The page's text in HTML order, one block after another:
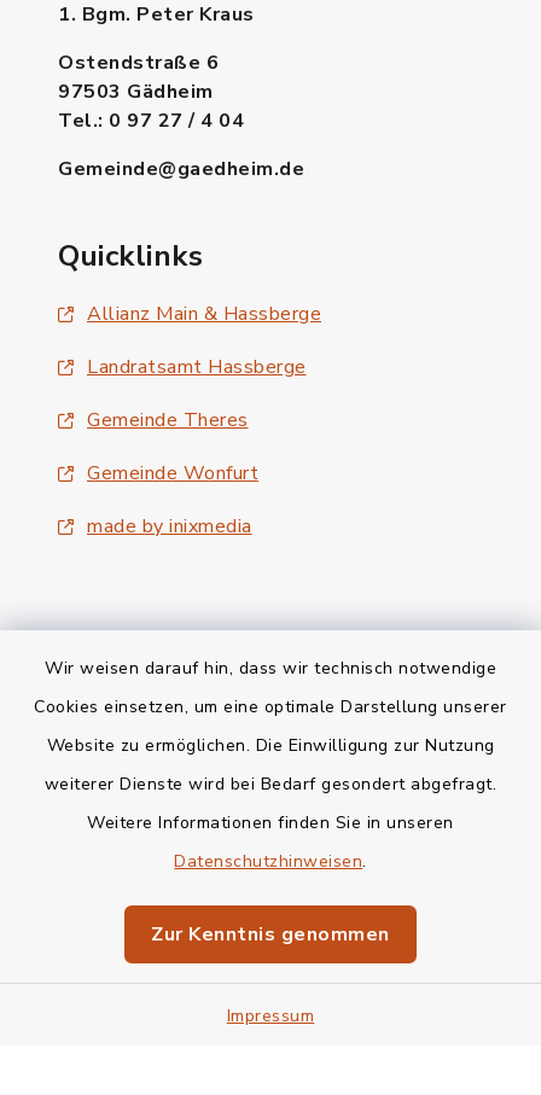
Wir weisen darauf hin, dass wir technisch notwendige
Cookies einsetzen, um eine optimale Darstellung unserer
Website zu ermöglichen. Die Einwilligung zur Nutzung
weiterer Dienste wird bei Bedarf gesondert abgefragt.
Weitere Informationen finden Sie in unseren
Datenschutzhinweisen.
Zur Kenntnis genommen
Impressum
1. Bgm. Peter Kraus
Ostendstraße 6
97503 Gädheim
Tel.: 0 97 27 / 4 04
Gemeinde@gaedheim.de
Quicklinks
Allianz Main & Hassberge
Landratsamt Hassberge
Gemeinde Theres
Gemeinde Wonfurt
made by inixmedia
Kontakt
Barrierefreiheit
Impressum
Sitemap